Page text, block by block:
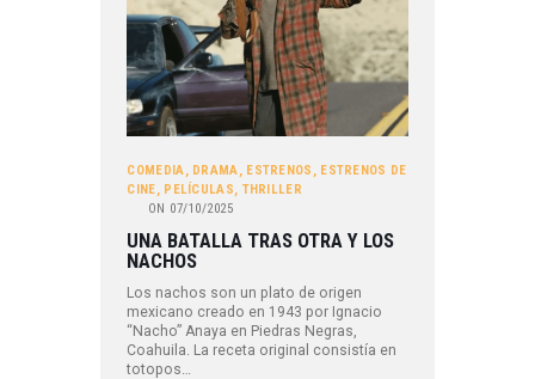
COMEDIA, DRAMA, ESTRENOS , ESTRENOS DE
CINE, PELÍCULAS, THRILLER
ON 07/10/2025
UNA BATALLA TRAS OTRA Y LOS
NACHOS
Los nachos son un plato de origen
mexicano creado en 1943 por Ignacio
“Nacho” Anaya en Piedras Negras,
Coahuila. La receta original consistía en
totopos…